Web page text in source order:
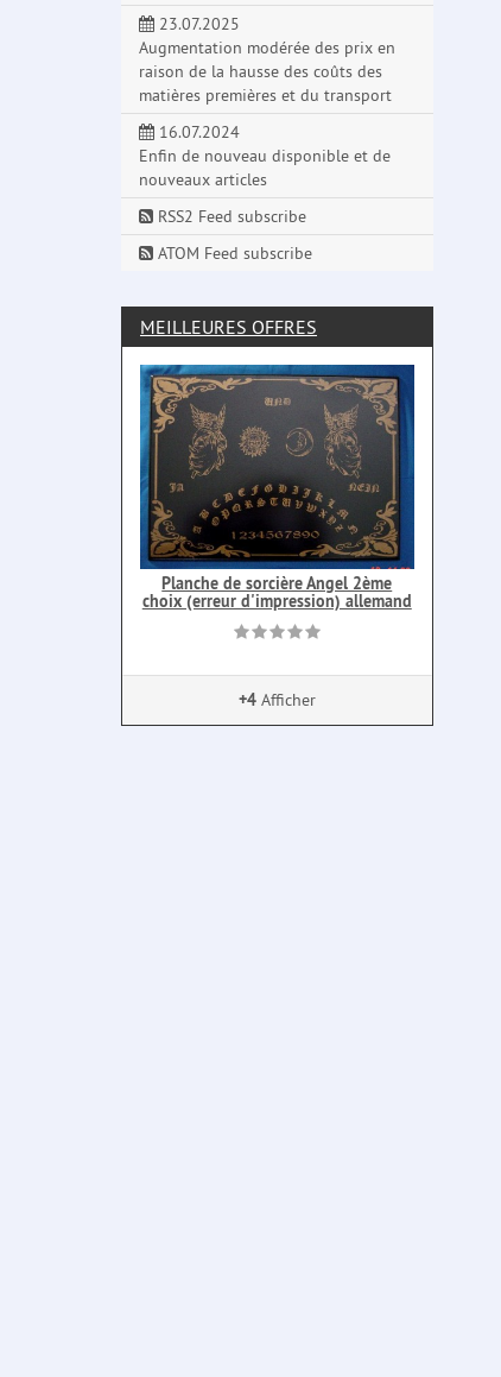
23.07.2025
Augmentation modérée des prix en
raison de la hausse des coûts des
matières premières et du transport
16.07.2024
Enfin de nouveau disponible et de
nouveaux articles
RSS2 Feed subscribe
ATOM Feed subscribe
MEILLEURES OFFRES
Planche de sorcière Angel 2ème
choix (erreur d'impression) allemand
+4Afficher